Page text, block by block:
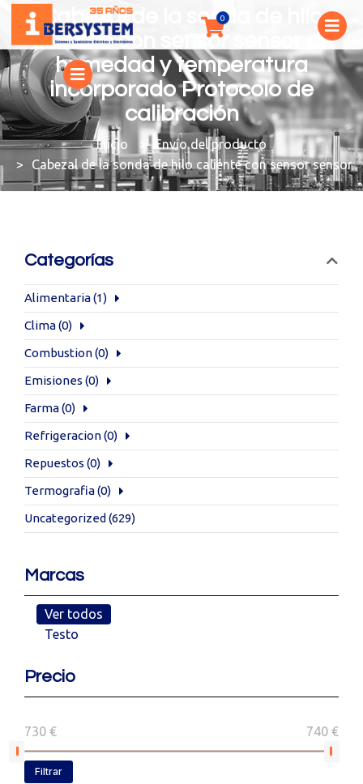
Cabezal de la sonda de hilo
caliente con sensor sensor de
humedad y temperatura
incorporado Protocolo de
calibración
You are here:
Envío del producto
Cabezal de la sonda de hilo caliente con sensor
Categorías
Alimentaria(1)
Clima(0)
Combustion(0)
Emisiones (0)
Farma(0)
Refrigeracion(0)
Repuestos (0)
Termografia(0)
Uncategorized (629)
Marcas
Ver todos
Testo
Precio
730 € 740 €
Filtrar